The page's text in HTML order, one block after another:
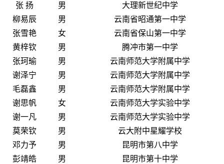
张 扬
男
大理新世纪中学
柳易辰
男
云南省昭通第一中学
张雪艳
女
云南省保山第一中学
黄梓钦
男
腾冲市第一中学
张珂瑜
男
云南师范大学附属中学
谢泽宁
男
云南师范大学附属中学
毛磊鑫
男
云南师范大学附属中学
谢思帆
女
云南师范大学实验中学
谢一凡
男
云南师范大学实验中学
莫荣钦
男
云大附中星耀学校
邓力予
男
昆明市第八中学
彭靖皓
男
昆明市第十中学